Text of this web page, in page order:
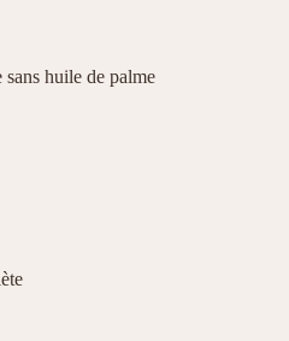
sans huile de palme